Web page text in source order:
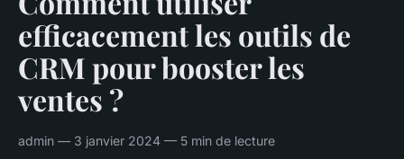
efficacement les outils de
CRM pour booster les
ventes ?
admin — 3 janvier 2024 — 5 min de lecture